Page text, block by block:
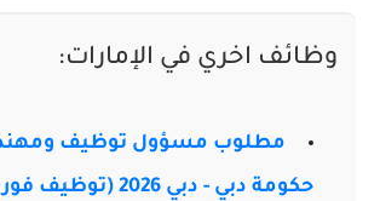
وظائف اخري في الإمارات:
مطلوب مسؤول توظيف
حكومة دبي - دبي 2026 (توظيف فوري)